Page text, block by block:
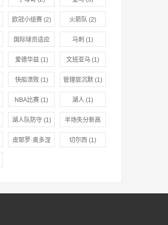
欧冠小组赛(2) 火箭队 (2)
国际球员适应
(1)
马刺 (1)
爱德华兹(1) 文班亚马 (1)
快船溃败(1) 管理层沉默(1)
NBA比赛 (1) 湖人(1)
湖人队防守(1) 半场失分新高
皮耶罗·奥多涅 切尔西 (1)